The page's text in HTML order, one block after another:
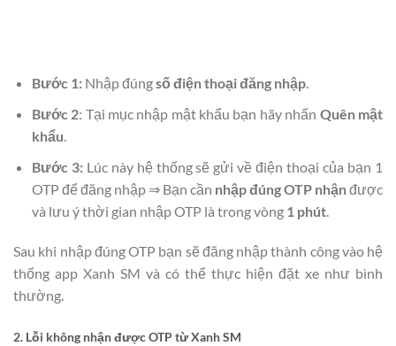
Bước 1:Nhập đúngsố điện thoại đăng nhập.
Bước 2: Tại mục nhập mật khẩu bạn hãy nhấn Quên mật
khẩu.
Bước 3:Lúc này hệ thống sẽ gửi về điện thoại của bạn 1
OTP để đăng nhập ⇒ Bạn cần nhập đúng OTP nhậnđược
và lưu ý thời gian nhập OTP là trong vòng 1 phút.
Sau khi nhập đúng OTP bạn sẽ đăng nhập thành công vào hệ
thống app Xanh SM và có thể thực hiện đặt xe như bình
thường.
2. Lỗi không nhận được OTP từ Xanh SM